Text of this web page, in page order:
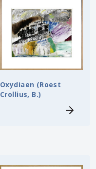
Oxydiaen (Roest
Crollius, B.)